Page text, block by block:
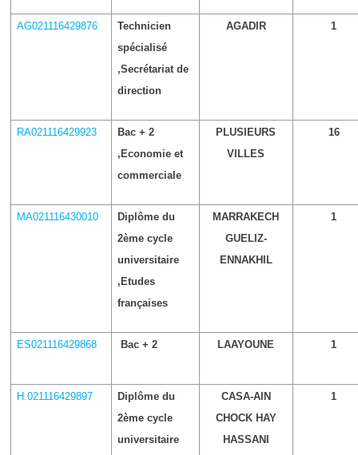
AG021116429876
Technicien
spécialisé
,Secrétariat de
direction
AGADIR 1
RA021116429923
Bac + 2
,Economie et
commerciale
PLUSIEURS
VILLES
16
MA021116430010
Diplôme du
2ème cycle
universitaire
,Etudes
françaises
MARRAKECH
GUELIZ-
ENNAKHIL
1
ES021116429868 Bac + 2 LAAYOUNE 1
H.021116429897
Diplôme du
2ème cycle
universitaire
CASA-AIN
CHOCK HAY
HASSANI
1